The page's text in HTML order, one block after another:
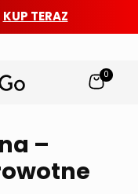
KUP TERAZ
0
–